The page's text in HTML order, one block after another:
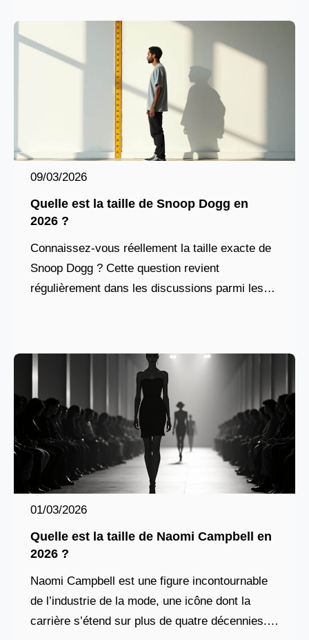
09/03/2026
Quelle est la taille de Snoop Dogg en
2026 ?
Connaissez-vous réellement la taille exacte de
Snoop Dogg ? Cette question revient
régulièrement dans les discussions parmi les
01/03/2026
Quelle est la taille de Naomi Campbell en
2026 ?
Naomi Campbell est une figure incontournable
de l’industrie de la mode, une icône dont la
carrière s’étend sur plus de quatre décennies.